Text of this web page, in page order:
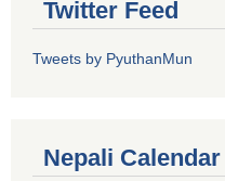
Twitter Feed
Tweets by PyuthanMun
Nepali Calendar